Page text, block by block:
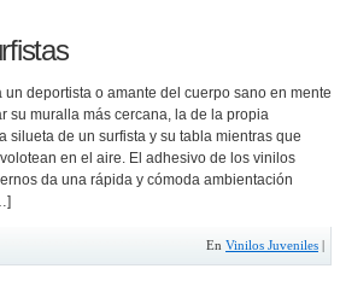
un deportista o amante del cuerpo sano en mente
su muralla más cercana, la de la propia
silueta de un surfista y su tabla mientras que
en el aire. El adhesivo de los vinilos
da una rápida y cómoda ambientación
En Vinilos Juveniles